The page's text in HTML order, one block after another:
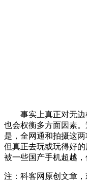
事实上真正对无边框
也会权衡多方面因素
是，全网通和拍摄这
但真正去玩或玩得好
被一些国产手机超越，
注：科客网原创文章